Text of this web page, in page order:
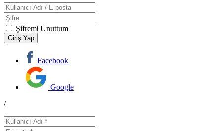
Şifremi Unuttum
Facebook
Google
/